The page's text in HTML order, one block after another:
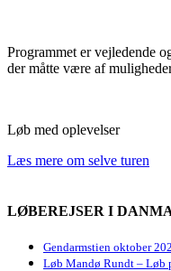
Programmet er vejledende
der måtte være af
Løb med oplevelser
Læs mere om selve turen
LØBEREJSER I
Gendarmstien oktober
Løb Mandø Rundt – Løb